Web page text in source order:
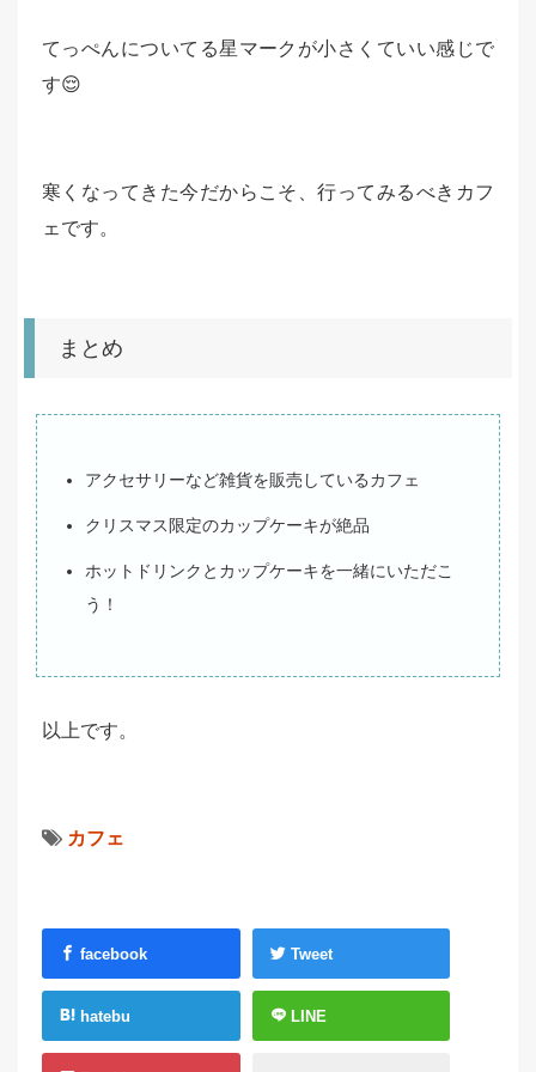
てっぺんについてる星マークが小さくていい感じで
す😌
寒くなってきた今だからこそ、行ってみるべきカフ
ェです。
まとめ
アクセサリーなど雑貨を販売しているカフェ
クリスマス限定のカップケーキが絶品
ホットドリンクとカップケーキを一緒にいただこ
う！
以上です。
カフェ
facebook Tweet
hatebu LINE